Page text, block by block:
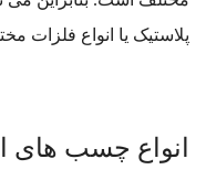
پلاستیک یا انواع فلزات
انواع چسب های